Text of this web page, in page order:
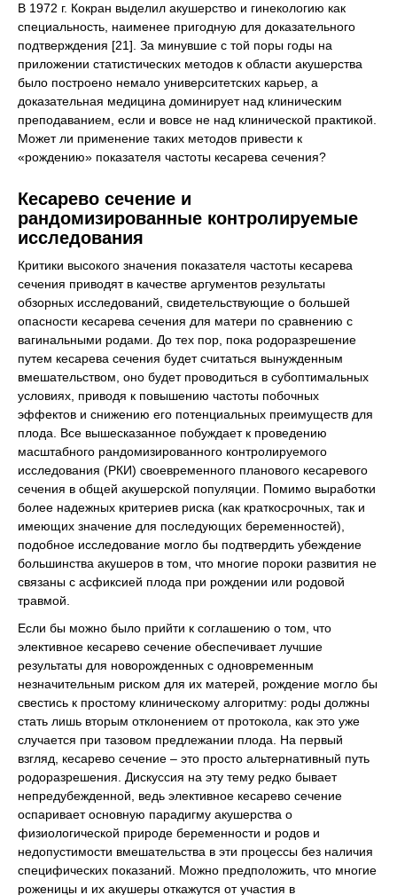
В 1972 г. Кокран выделил акушерство и гинекологию как
специальность, наименее пригодную для доказательного
подтверждения [21]. За минувшие с той поры годы на
приложении статистических методов к области акушерства
было построено немало университетских карьер, а
доказательная медицина доминирует над клиническим
преподаванием, если и вовсе не над клинической практикой.
Может ли применение таких методов привести к
«рождению» показателя частоты кесарева сечения?
Кесарево сечение и
рандомизированные контролируемые
исследования
Критики высокого значения показателя частоты кесарева
сечения приводят в качестве аргументов результаты
обзорных исследований, свидетельствующие о большей
опасности кесарева сечения для матери по сравнению с
вагинальными родами. До тех пор, пока родоразрешение
путем кесарева сечения будет считаться вынужденным
вмешательством, оно будет проводиться в субоптимальных
условиях, приводя к повышению частоты побочных
эффектов и снижению его потенциальных преимуществ для
плода. Все вышесказанное побуждает к проведению
масштабного рандомизированного контролируемого
исследования (РКИ) своевременного планового кесаревого
сечения в общей акушерской популяции. Помимо выработки
более надежных критериев риска (как краткосрочных, так и
имеющих значение для последующих беременностей),
подобное исследование могло бы подтвердить убеждение
большинства акушеров в том, что многие пороки развития не
связаны с асфиксией плода при рождении или родовой
травмой.
Если бы можно было прийти к соглашению о том, что
элективное кесарево сечение обеспечивает лучшие
результаты для новорожденных с одновременным
незначительным риском для их матерей, рождение могло бы
свестись к простому клиническому алгоритму: роды должны
стать лишь вторым отклонением от протокола, как это уже
случается при тазовом предлежании плода. На первый
взгляд, кесарево сечение – это просто альтернативный путь
родоразрешения. Дискуссия на эту тему редко бывает
непредубежденной, ведь элективное кесарево сечение
оспаривает основную парадигму акушерства о
физиологической природе беременности и родов и
недопустимости вмешательства в эти процессы без наличия
специфических показаний. Можно предположить, что многие
роженицы и их акушеры откажутся от участия в